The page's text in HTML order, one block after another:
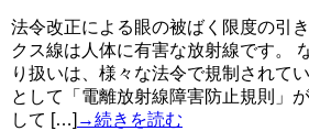
法令改正による眼の被ばく限度の引
クス線は人体に有害な放射線です。
り扱いは、様々な法令で規制されて
として「電離放射線障害防止規則」
して […] →続きを読む